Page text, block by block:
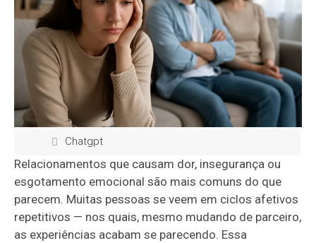
Chatgpt
Relacionamentos que causam dor, insegurança ou
esgotamento emocional são mais comuns do que
parecem. Muitas pessoas se veem em ciclos afetivos
repetitivos — nos quais, mesmo mudando de parceiro,
as experiências acabam se parecendo. Essa